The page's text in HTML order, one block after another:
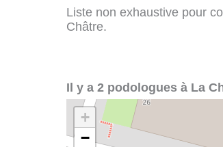
Liste non exhaustive pour
Châtre.
Il y a 2 podologues à La
+
−